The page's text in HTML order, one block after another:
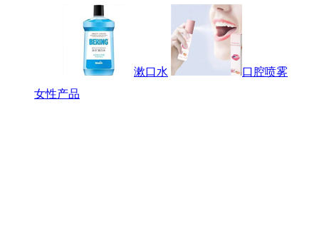
漱口水
口腔喷雾
女性产品